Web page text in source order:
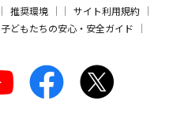
推奨環境
サイト利用規約
子どもたちの安心・安全ガイド